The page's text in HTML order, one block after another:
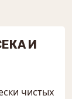
И
чистых